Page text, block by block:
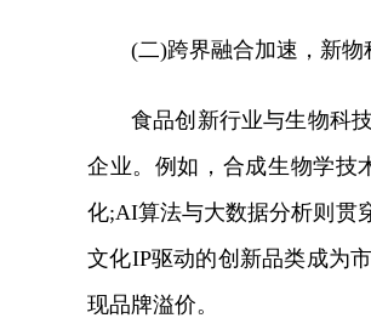
(二)跨界融合加速，新物
食品创新行业与生物科
企业。例如，合成生物学技
化;AI算法与大数据分析则贯
文化IP驱动的创新品类成为
现品牌溢价。